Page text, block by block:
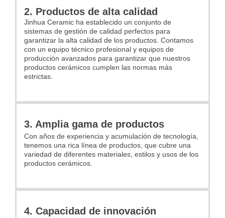
2. Productos de alta calidad
Jinhua Ceramic ha establecido un conjunto de
sistemas de gestión de calidad perfectos para
garantizar la alta calidad de los productos. Contamos
con un equipo técnico profesional y equipos de
producción avanzados para garantizar que nuestros
productos cerámicos cumplen las normas más
estrictas.
3. Amplia gama de productos
Con años de experiencia y acumulación de tecnología,
tenemos una rica línea de productos, que cubre una
variedad de diferentes materiales, estilos y usos de los
productos cerámicos.
4. Capacidad de innovación